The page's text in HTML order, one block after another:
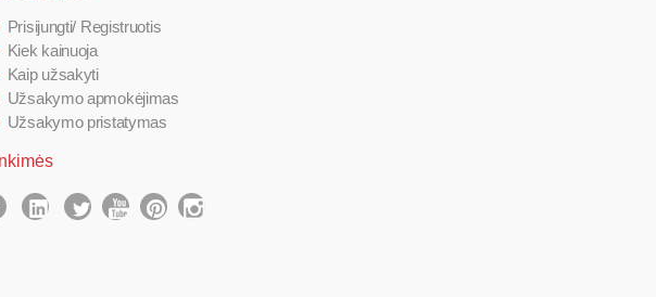
Prisijungti/ Registruotis
Kiek kainuoja
Kaip užsakyti
Užsakymo apmokėjimas
Užsakymo pristatymas